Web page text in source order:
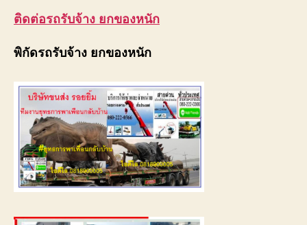
ติดต่อรถรับจ้าง ยกของหนัก
พิกัดรถรับจ้าง ยกของหนัก